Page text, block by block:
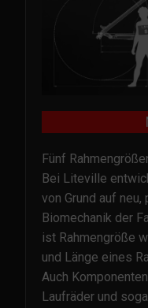
Fünf
Bei Liteville
von Grund auf
Biomechanik der
ist Rahmengröße
und Länge eines
Auch
Laufräder und